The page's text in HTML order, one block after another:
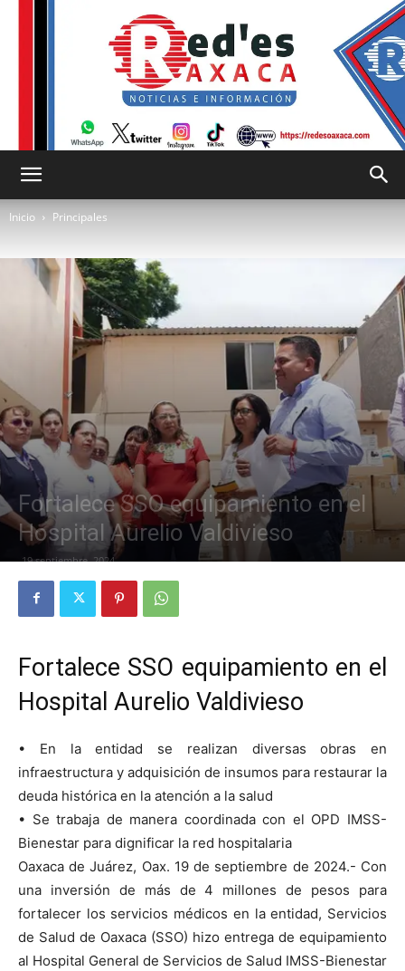
Oaxaca
Inicio Principales
Fortalece SSO equipamiento en el
Hospital Aurelio Valdivieso
19 septiembre, 2024
Fortalece SSO equipamiento en el
Hospital Aurelio Valdivieso
• En la entidad se realizan diversas obras en
infraestructura y adquisición de insumos para restaurar la
deuda histórica en la atención a la salud
• Se trabaja de manera coordinada con el OPD IMSS-
Bienestar para dignificar la red hospitalaria
Oaxaca de Juárez, Oax. 19 de septiembre de 2024.- Con
una inversión de más de 4 millones de pesos para
fortalecer los servicios médicos en la entidad, Servicios
de Salud de Oaxaca (SSO) hizo entrega de equipamiento
al Hospital General de Servicios de Salud IMSS-Bienestar